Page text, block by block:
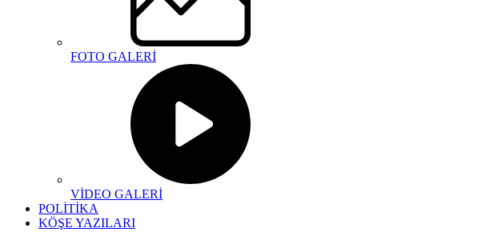
FOTO GALERİ
VİDEO GALERİ
POLİTİKA
KÖŞE YAZILARI